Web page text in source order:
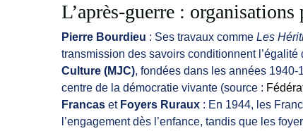
L’après-guerre :
Pierre Bourdieu : Ses travaux comme Les
transmission des savoirs conditionnent l’égalité
Culture (MJC), fondées dans les années 1940-
centre de la démocratie vivante (source :
Francas et Foyers Ruraux : En 1944, les
l’engagement dès l’enfance, tandis que les